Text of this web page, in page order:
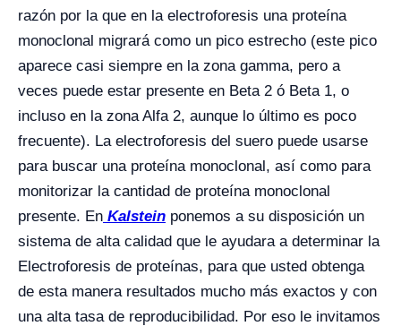
razón por la que en la electroforesis una proteína
monoclonal migrará como un pico estrecho (este pico
aparece casi siempre en la zona gamma, pero a
veces puede estar presente en Beta 2 ó Beta 1, o
incluso en la zona Alfa 2, aunque lo último es poco
frecuente). La electroforesis del suero puede usarse
para buscar una proteína monoclonal, así como para
monitorizar la cantidad de proteína monoclonal
presente. En Kalstein ponemos a su disposición un
sistema de alta calidad que le ayudara a determinar la
Electroforesis de proteínas, para que usted obtenga
de esta manera resultados mucho más exactos y con
una alta tasa de reproducibilidad. Por eso le invitamos